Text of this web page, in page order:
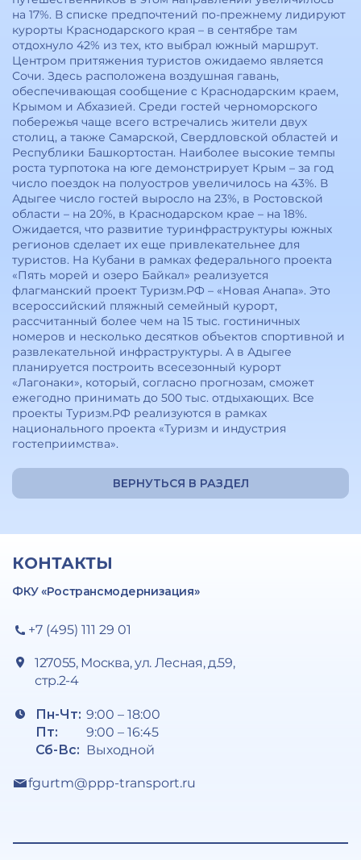
на 17%. В списке предпочтений по-прежнему лидируют
курорты Краснодарского края – в сентябре там
отдохнуло 42% из тех, кто выбрал южный маршрут.
Центром притяжения туристов ожидаемо является
Сочи. Здесь расположена воздушная гавань,
обеспечивающая сообщение с Краснодарским краем,
Крымом и Абхазией. Среди гостей черноморского
побережья чаще всего встречались жители двух
столиц, а также Самарской, Свердловской областей и
Республики Башкортостан. Наиболее высокие темпы
роста турпотока на юге демонстрирует Крым – за год
число поездок на полуостров увеличилось на 43%. В
Адыгее число гостей выросло на 23%, в Ростовской
области – на 20%, в Краснодарском крае – на 18%.
Ожидается, что развитие туринфраструктуры южных
регионов сделает их еще привлекательнее для
туристов. На Кубани в рамках федерального проекта
«Пять морей и озеро Байкал» реализуется
флагманский проект Туризм.РФ – «Новая Анапа». Это
всероссийский пляжный семейный курорт,
рассчитанный более чем на 15 тыс. гостиничных
номеров и несколько десятков объектов спортивной и
развлекательной инфраструктуры. А в Адыгее
планируется построить всесезонный курорт
«Лагонаки», который, согласно прогнозам, сможет
ежегодно принимать до 500 тыс. отдыхающих. Все
проекты Туризм.РФ реализуются в рамках
национального проекта «Туризм и индустрия
гостеприимства».
ВЕРНУТЬСЯ В РАЗДЕЛ
КОНТАКТЫ
ФКУ «Ространсмодернизация»
+7 (495) 111 29 01
127055, Москва, ул. Лесная, д.59,
стр.2-4
Пн-Чт:
Пт:
Сб-Вс:
9:00 – 18:00
9:00 – 16:45
Выходной
fgurtm@ppp-transport.ru